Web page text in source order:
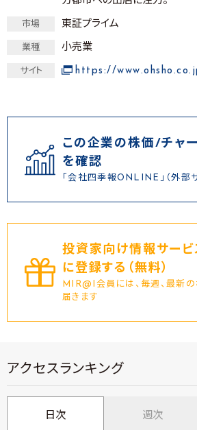
市場 東証プライム
業種 小売業
サイト https://
この企業の株価/チャ
を確認
「会社四季報ONLINE」（外部
投資家向け情報サー
に登録する（無料）
MIR@I会員には、毎週、最新
届きます
アクセスランキング
日次 週次